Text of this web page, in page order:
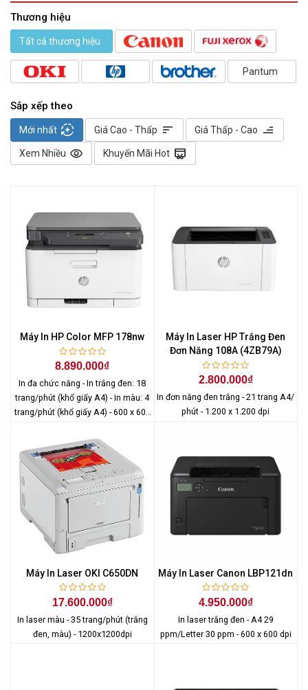
Thương hiệu
Tất cả thương hiệu
Pantum
Sắp xếp theo
Mới nhất auto_mode Giá Cao - Thấp sort Giá Thấp - Cao sort
Xem Nhiều visibility Khuyến Mãi Hot redeem
Máy In HP Color MFP 178nw
8.890.000₫
In đa chức năng - In trắng đen: 18
trang/phút (khổ giấy A4) - In màu: 4
trang/phút (khổ giấy A4) - 600 x 600
Máy In Laser HP Trắng Đen
Đơn Năng 108A (4ZB79A)
2.800.000₫
In đơn năng đen trắng - 21 trang A4/
phút - 1.200 x 1.200 dpi
Máy In Laser OKI C650DN
17.600.000₫
In laser màu - 35 trang/phút (trắng
đen, màu) - 1200x1200dpi
Máy In Laser Canon LBP121dn
4.950.000₫
In laser trắng đen - A4 29
ppm/Letter 30 ppm - 600 x 600 dpi